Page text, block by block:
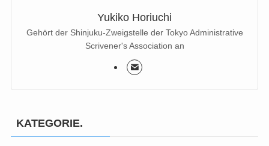
Yukiko Horiuchi
Gehört der Shinjuku-Zweigstelle der Tokyo Administrative
Scrivener's Association an
KATEGORIE.